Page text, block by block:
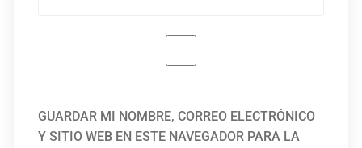
GUARDAR MI NOMBRE, CORREO ELECTRÓNICO
Y SITIO WEB EN ESTE NAVEGADOR PARA LA